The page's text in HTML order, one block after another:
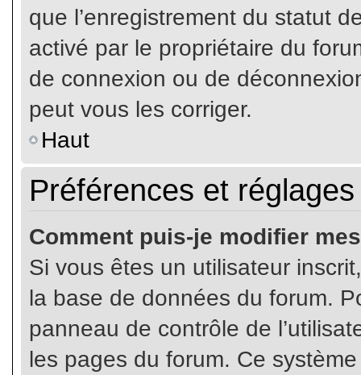
que l’enregistrement du statut
activé par le propriétaire du
de connexion ou de
peut vous les corriger.
Haut
Préférences et
Comment puis-je modifier
Si vous êtes un utilisateur
la base de données du forum.
panneau de contrôle de
les pages du forum. Ce